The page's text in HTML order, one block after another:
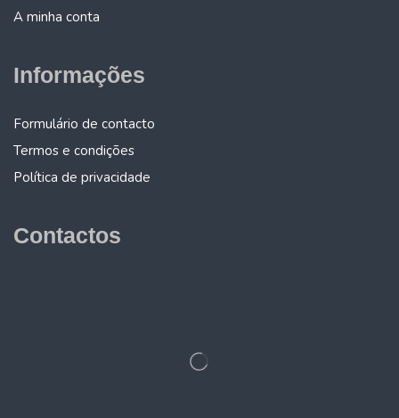
A minha conta
Informações
Formulário de contacto
Termos e condições
Política de privacidade
Contactos